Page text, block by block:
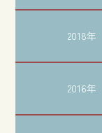
2018年
2016年